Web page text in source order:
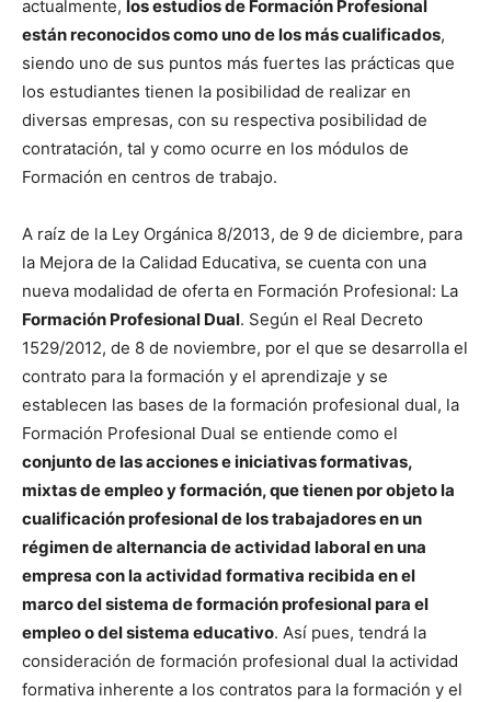
actualmente, los estudios de Formación Profesional
están reconocidos como uno de los más cualificados,
siendo uno de sus puntos más fuertes las prácticas que
los estudiantes tienen la posibilidad de realizar en
diversas empresas, con su respectiva posibilidad de
contratación, tal y como ocurre en los módulos de
Formación en centros de trabajo.
A raíz de la Ley Orgánica 8/2013, de 9 de diciembre, para
la Mejora de la Calidad Educativa, se cuenta con una
nueva modalidad de oferta en Formación Profesional: La
Formación Profesional Dual. Según el Real Decreto
1529/2012, de 8 de noviembre, por el que se desarrolla el
contrato para la formación y el aprendizaje y se
establecen las bases de la formación profesional dual, la
Formación Profesional Dual se entiende como el
conjunto de las acciones e iniciativas formativas,
mixtas de empleo y formación, que tienen por objeto la
cualificación profesional de los trabajadores en un
régimen de alternancia de actividad laboral en una
empresa con la actividad formativa recibida en el
marco del sistema de formación profesional para el
empleo o del sistema educativo. Así pues, tendrá la
consideración de formación profesional dual la actividad
formativa inherente a los contratos para la formación y el